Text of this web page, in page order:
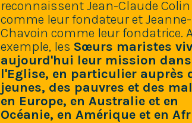
reconnaissent Jean-Claude Colin
comme leur fondateur et
Chavoin comme leur fondatrice.
exemple, les Sœurs maristes
aujourd'hui leur mission dans
l'Eglise, en particulier auprès
jeunes, des pauvres et des
en Europe, en Australie et en
Océanie, en Amérique et en